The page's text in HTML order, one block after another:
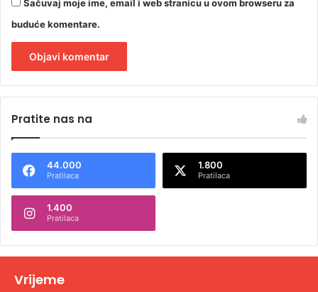
Sačuvaj moje ime, email i web stranicu u ovom browseru za
buduće komentare.
t
n
t
v
Pratite nas na
44.000
Pratilaca
1.800
Pratilaca
1.400
Pratilaca
Vrijeme